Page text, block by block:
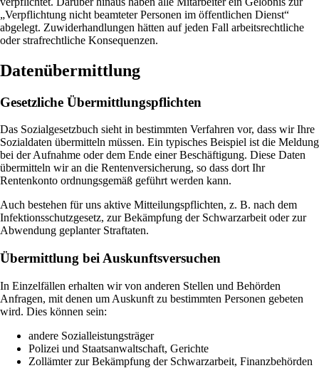
„Verpflichtung nicht beamteter Personen im öffentlichen Dienst“
abgelegt. Zuwiderhandlungen hätten auf jeden Fall arbeitsrechtliche
oder strafrechtliche Konsequenzen.
Datenübermittlung
Gesetzliche Übermittlungspflichten
Das Sozialgesetzbuch sieht in bestimmten Verfahren vor, dass wir Ihre
Sozialdaten übermitteln müssen. Ein typisches Beispiel ist die Meldung
bei der Aufnahme oder dem Ende einer Beschäftigung. Diese Daten
übermitteln wir an die Rentenversicherung, so dass dort Ihr
Rentenkonto ordnungsgemäß geführt werden kann.
Auch bestehen für uns aktive Mitteilungspflichten, z. B. nach dem
Infektionsschutzgesetz, zur Bekämpfung der Schwarzarbeit oder zur
Abwendung geplanter Straftaten.
Übermittlung bei Auskunftsversuchen
In Einzelfällen erhalten wir von anderen Stellen und Behörden
Anfragen, mit denen um Auskunft zu bestimmten Personen gebeten
wird. Dies können sein:
andere Sozialleistungsträger
Polizei und Staatsanwaltschaft, Gerichte
Zollämter zur Bekämpfung der Schwarzarbeit, Finanzbehörden